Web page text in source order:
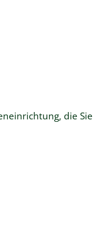
die Sie